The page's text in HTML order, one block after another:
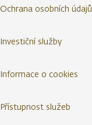
Ochrana osobních údajů
Investiční služby
Informace o cookies
Přístupnost služeb